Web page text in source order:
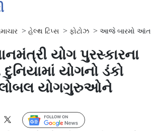
> હેલ્થ ટિપ્સ > ફોટોઝ > આજે બારમો
યોગ પુરસ્કારના
યોગનો ડંકો
ગ્લોબલ યોગગુરુઓને
Follow Us